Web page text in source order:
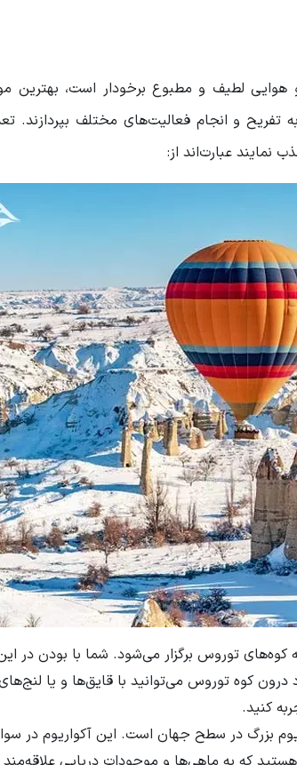
لطیف و مطبوع برخودار است، بهترین
تفریح و انجام فعالیت‌های مختلف بپردازند.
نمایند عبارت‌اند از:
توروس برگزار می‌شود. شما با بودن در این
درون کوه توروس می‌توانید با قایق‌ها و یا
کنید.
بزرگ در سطح جهان است. این آکواریوم در